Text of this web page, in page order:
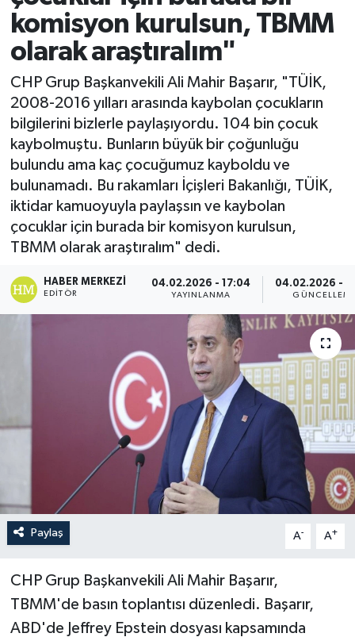
komisyon kurulsun, TBMM
olarak araştıralım"
CHP Grup Başkanvekili Ali Mahir Başarır, "TÜİK,
2008-2016 yılları arasında kaybolan çocukların
bilgilerini bizlerle paylaşıyordu. 104 bin çocuk
kaybolmuştu. Bunların büyük bir çoğunluğu
bulundu ama kaç çocuğumuz kayboldu ve
bulunamadı. Bu rakamları İçişleri Bakanlığı, TÜİK,
iktidar kamuoyuyla paylaşsın ve kaybolan
çocuklar için burada bir komisyon kurulsun,
TBMM olarak araştıralım" dedi.
HABER MERKEZI
EDITÖR
04.02.2026 - 17:04
YAYINLANMA
04.02.2026 -
Paylaş A- A+
CHP Grup Başkanvekili Ali Mahir Başarır,
TBMM'de basın toplantısı düzenledi. Başarır,
ABD'de Jeffrey Epstein dosyası kapsamında